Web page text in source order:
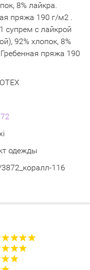
8% лайкра.
пряжа 190 г/м2 .
супрем с лайкрой
92% хлопок, 8%
пряжа 190
одежды
116